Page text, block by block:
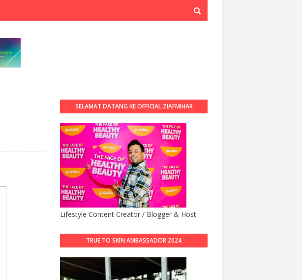
SELAMAT DATANG KE OFFICIAL ZIAFMIHAR
Lifestyle Content Creator / Blogger & Host
TRUE TO SKIN AMBASSADOR 2024